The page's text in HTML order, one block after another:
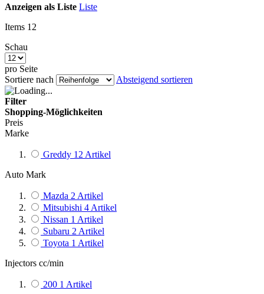
Anzeigen als Liste Liste
Items 12
Schau
pro Seite
Sortiere nach
Absteigend sortieren
Filter
Shopping-Möglichkeiten
Preis
Marke
Greddy 12 Artikel
Auto Mark
Mazda 2 Artikel
Mitsubishi 4 Artikel
Nissan 1 Artikel
Subaru 2 Artikel
Toyota 1 Artikel
Injectors cc/min
200 1 Artikel